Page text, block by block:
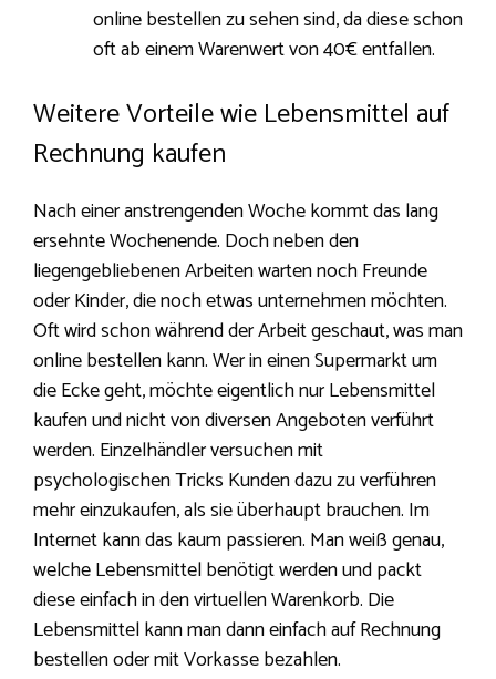
online bestellen zu sehen sind, da diese schon
oft ab einem Warenwert von 40€ entfallen.
Weitere Vorteile wie Lebensmittel auf
Rechnung kaufen
Nach einer anstrengenden Woche kommt das lang
ersehnte Wochenende. Doch neben den
liegengebliebenen Arbeiten warten noch Freunde
oder Kinder, die noch etwas unternehmen möchten.
Oft wird schon während der Arbeit geschaut, was man
online bestellen kann. Wer in einen Supermarkt um
die Ecke geht, möchte eigentlich nur Lebensmittel
kaufen und nicht von diversen Angeboten verführt
werden. Einzelhändler versuchen mit
psychologischen Tricks Kunden dazu zu verführen
mehr einzukaufen, als sie überhaupt brauchen. Im
Internet kann das kaum passieren. Man weiß genau,
welche Lebensmittel benötigt werden und packt
diese einfach in den virtuellen Warenkorb. Die
Lebensmittel kann man dann einfach auf Rechnung
bestellen oder mit Vorkasse bezahlen.